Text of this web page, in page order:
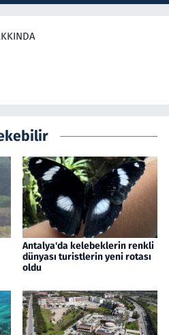
Antalya'da kelebeklerin renkli
dünyası turistlerin yeni rotası
oldu